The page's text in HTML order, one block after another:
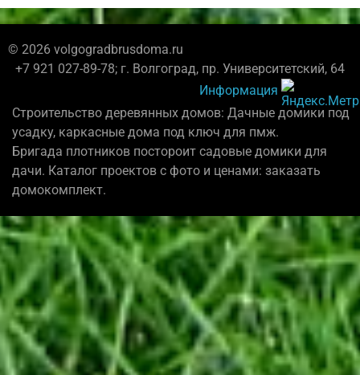
© 2026 volgogradbrusdoma.ru
+7 921 027-89-78; г. Волгоград, пр. Университетский, 64
Информация
Строительство деревянных домов: Дачные домики под
усадку, каркасные дома под ключ для пмж.
Бригада плотников постороит садовые домики для
дачи. Каталог проектов с фото и ценами: заказать
домокомплект.